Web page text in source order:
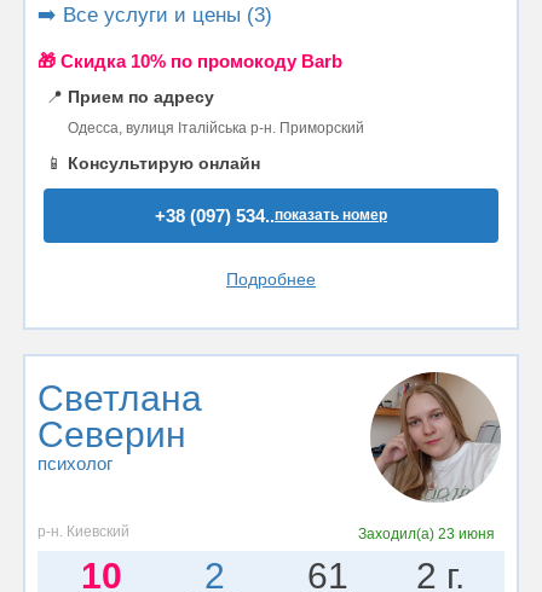
➡️ Все услуги и цены (3)
🎁 Cкидка 10% по промокоду Barb
📍 Прием по адресу
Одесса, вулиця Італійська р-н. Приморский
📱 Консультирую онлайн
+38 (097) 534..показать номер
Подробнее
Светлана
Северин
психолог
р-н. Киевский Заходил(а)23 июня
10 2 61 2 г.